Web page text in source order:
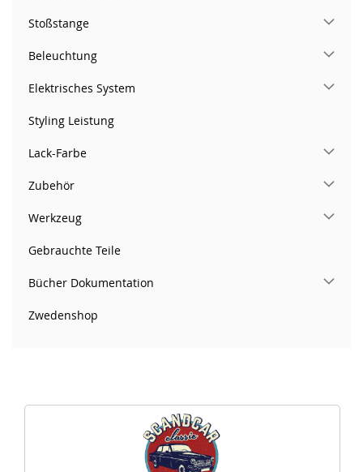
Stoßstange
Beleuchtung
Elektrisches System
Styling Leistung
Lack-Farbe
Zubehör
Werkzeug
Gebrauchte Teile
Bücher Dokumentation
Zwedenshop